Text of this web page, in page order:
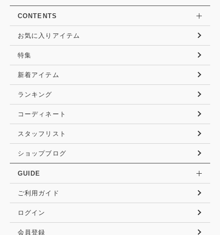
CONTENTS
お気に入りアイテム
特集
新着アイテム
ランキング
コーディネート
スタッフリスト
ショップブログ
GUIDE
ご利用ガイド
ログイン
会員登録